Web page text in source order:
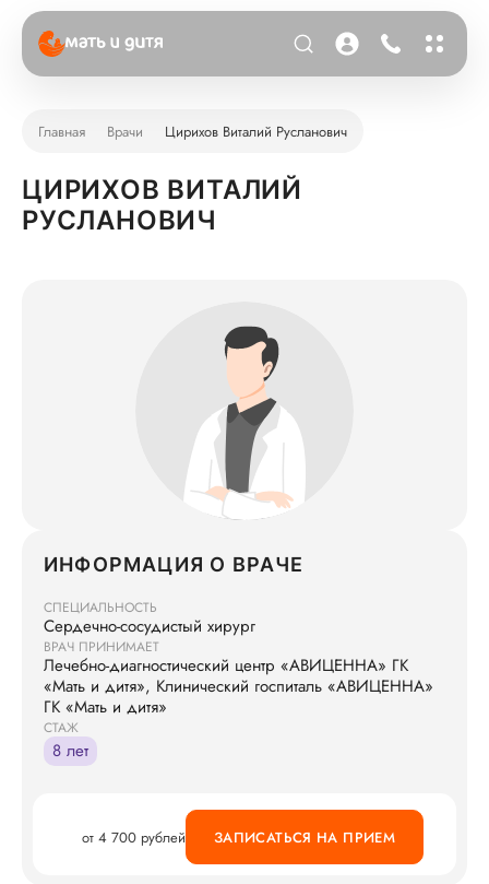
Главная Врачи Цирихов Виталий Русланович
ЦИРИХОВ ВИТАЛИЙ
РУСЛАНОВИЧ
ИНФОРМАЦИЯ О ВРАЧЕ
СПЕЦИАЛЬНОСТЬ
Сердечно-сосудистый хирург
ВРАЧ ПРИНИМАЕТ
Лечебно-диагностический центр «АВИЦЕННА» ГК
«Мать и дитя», Клинический госпиталь «АВИЦЕННА»
ГК «Мать и дитя»
СТАЖ
8 лет
от 4 700 рублей ЗАПИСАТЬСЯ НА ПРИЕМ